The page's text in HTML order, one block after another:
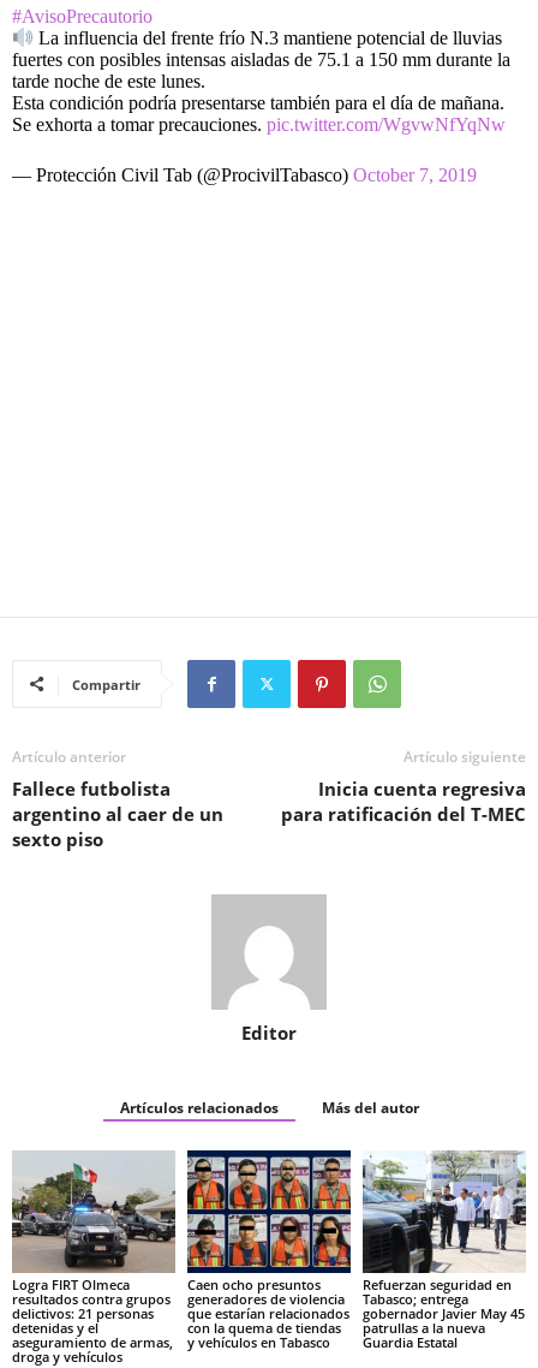
#AvisoPrecautorio
La influencia del frente frío N.3 mantiene potencial de lluvias
fuertes con posibles intensas aisladas de 75.1 a 150 mm durante la
tarde noche de este lunes.
Esta condición podría presentarse también para el día de mañana.
Se exhorta a tomar precauciones. pic.twitter.com/WgvwNfYqNw
— Protección Civil Tab (@ProcivilTabasco) October 7, 2019
Compartir
Artículo anterior
Fallece futbolista
argentino al caer de un
sexto piso
Artículo siguiente
Inicia cuenta regresiva
para ratificación del T-MEC
Editor
Artículos relacionados Más del autor
Logra FIRT Olmeca
resultados contra grupos
delictivos: 21 personas
detenidas y el
aseguramiento de armas,
droga y vehículos
Caen ocho presuntos
generadores de violencia
que estarían relacionados
con la quema de tiendas
y vehículos en Tabasco
Refuerzan seguridad en
Tabasco; entrega
gobernador Javier May 45
patrullas a la nueva
Guardia Estatal